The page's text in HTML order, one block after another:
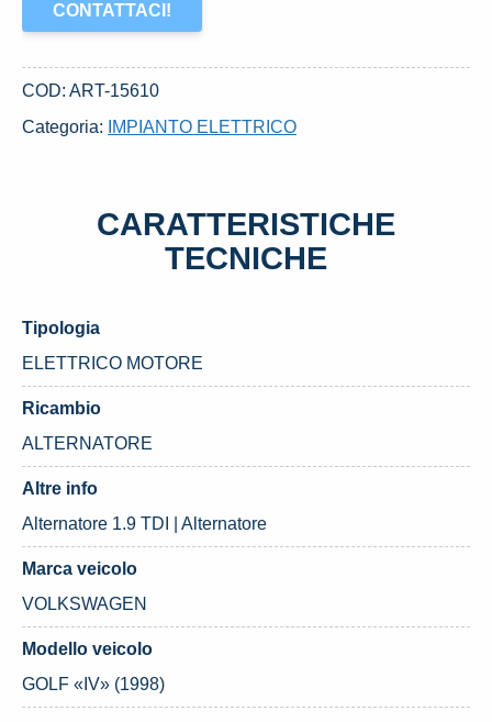
CONTATTACI!
COD: ART-15610
Categoria:
IMPIANTO ELETTRICO
CARATTERISTICHE
TECNICHE
Tipologia
ELETTRICO MOTORE
Ricambio
ALTERNATORE
Altre info
Alternatore 1.9 TDI | Alternatore
Marca veicolo
VOLKSWAGEN
Modello veicolo
GOLF «IV» (1998)